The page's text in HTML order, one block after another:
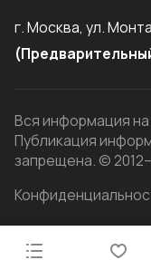
г. Москва, ул.
Вся информация
Публикация
запрещена. ©